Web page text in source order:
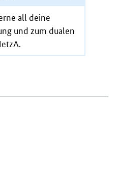
all deine
und zum dualen